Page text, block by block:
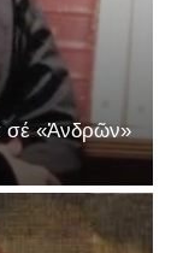
σέ «Ἀνδρῶν»